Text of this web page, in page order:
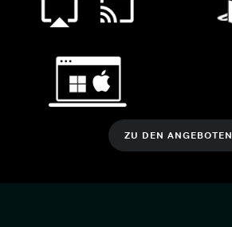
ZU DEN ANGEBOTEN